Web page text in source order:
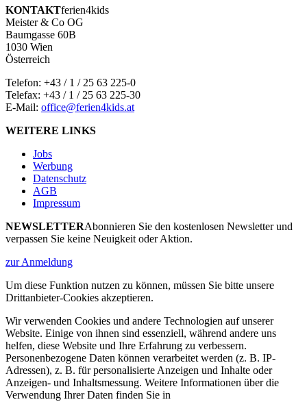
KONTAKTferien4kids
Meister & Co OG
Baumgasse 60B
1030 Wien
Österreich
Telefon: +43 / 1 / 25 63 225-0
Telefax: +43 / 1 / 25 63 225-30
E-Mail: office@ferien4kids.at
WEITERE LINKS
Jobs
Werbung
Datenschutz
AGB
Impressum
NEWSLETTERAbonnieren Sie den kostenlosen Newsletter und
verpassen Sie keine Neuigkeit oder Aktion.
zur Anmeldung
Um diese Funktion nutzen zu können, müssen Sie bitte unsere
Drittanbieter-Cookies akzeptieren.
Wir verwenden Cookies und andere Technologien auf unserer
Website. Einige von ihnen sind essenziell, während andere uns
helfen, diese Website und Ihre Erfahrung zu verbessern.
Personenbezogene Daten können verarbeitet werden (z. B. IP-
Adressen), z. B. für personalisierte Anzeigen und Inhalte oder
Anzeigen- und Inhaltsmessung. Weitere Informationen über die
Verwendung Ihrer Daten finden Sie in